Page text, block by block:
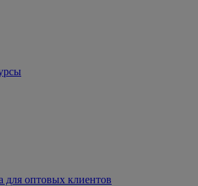
для оптовых клиентов